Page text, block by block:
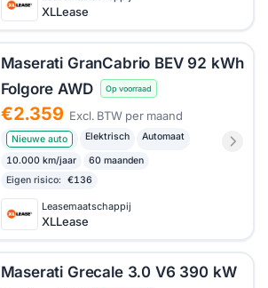
XLLease
Maserati GranCabrio BEV 92 kWh
Folgore AWD
Op voorraad
€2.359 Excl. BTW per maand
Nieuwe auto Elektrisch Automaat
10.000 km/jaar
60 maanden
Eigen risico:
€136
Leasemaatschappij
XLLease
Maserati Grecale 3.0 V6 390 kW